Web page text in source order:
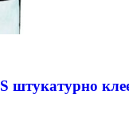
штукатурно